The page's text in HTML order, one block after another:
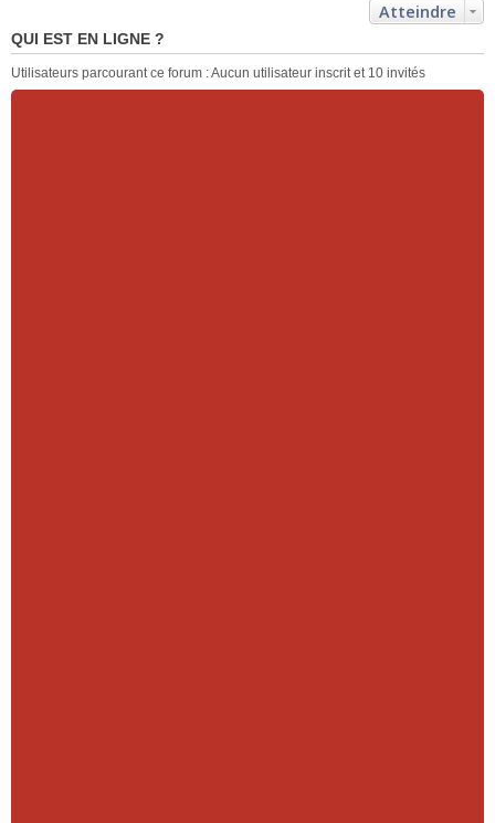
Atteindre
QUI EST EN LIGNE ?
Utilisateurs parcourant ce forum : Aucun utilisateur inscrit et 10 invités